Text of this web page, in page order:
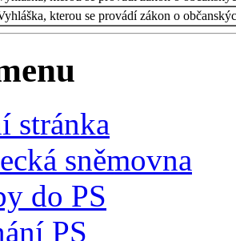
kterou se provádí zákon o
stránka
sněmovna
do PS
PS